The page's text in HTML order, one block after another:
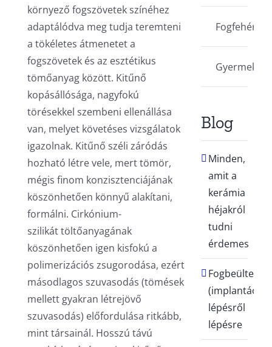
környező fogszövetek színéhez
adaptálódva meg tudja teremteni
a tökéletes átmenetet a
fogszövetek és az esztétikus
tömőanyag között. Kitűnő
kopásállósága, nagyfokú
törésekkel szembeni ellenállása
van, melyet követéses vizsgálatok
igazolnak. Kitűnő széli záródás
hozható létre vele, mert tömör,
mégis finom konzisztenciájának
köszönhetően könnyű alakítani,
formálni. Cirkónium-
szilikát töltőanyagának
köszönhetően igen kisfokú a
polimerizációs zsugorodása, ezért
másodlagos szuvasodás (tömések
mellett gyakran létrejövő
szuvasodás) előfordulása ritkább,
mint társainál. Hosszú távú
Fogfehérítés
Blog
Minden,
amit a
kerámia
héjakról
tudni
érdemes
Fogbeültetés
(implantáció)
lépésről
lépésre